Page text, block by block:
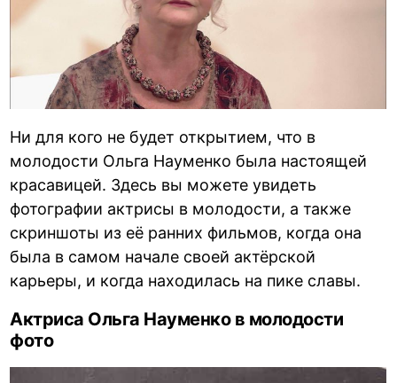
Ни для кого не будет открытием, что в
молодости Ольга Науменко была настоящей
красавицей. Здесь вы можете увидеть
фотографии актрисы в молодости, а также
скриншоты из её ранних фильмов, когда она
была в самом начале своей актёрской
карьеры, и когда находилась на пике славы.
Актриса Ольга Науменко в молодости
фото